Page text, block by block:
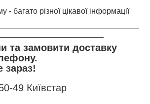
- багато різної цікавої інформації
та замовити доставку
зараз!
49 Київстар